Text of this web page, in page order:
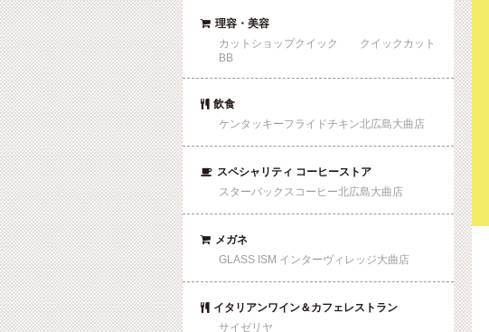
 理容・美容
カットショップクイック クイックカット
BB
 飲食
ケンタッキーフライドチキン北広島大曲店
 スペシャリティ コーヒーストア
スターバックスコーヒー北広島大曲店
 メガネ
GLASS ISM インターヴィレッジ大曲店

イタリアンワイン＆カフェレストラン
サイゼリヤ